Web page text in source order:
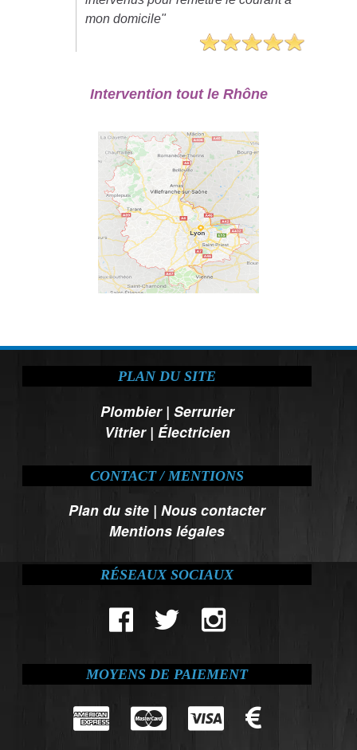
mon domicile"
Intervention tout le Rhône
PLAN DU SITE
Plombier| Serrurier
Vitrier| Électricien
CONTACT / MENTIONS
Plan du site |Nous contacter
Mentions légales
RÉSEAUX SOCIAUX
MOYENS DE PAIEMENT